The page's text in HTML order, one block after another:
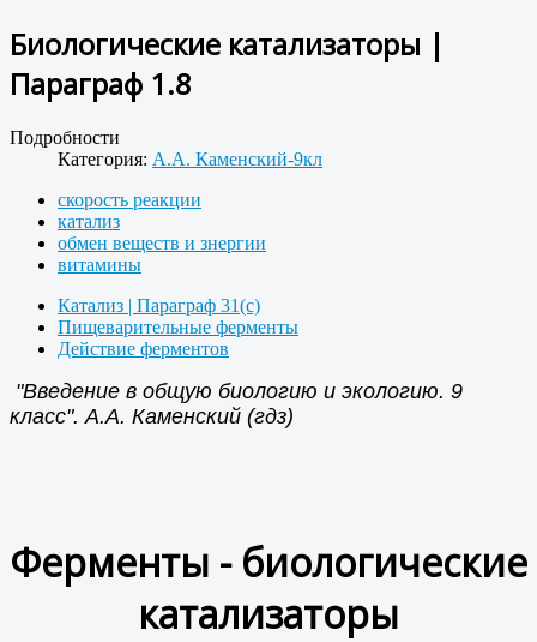
Биологические катализаторы |
Параграф 1.8
Подробности
Категория: А.А. Каменский-9кл
скорость реакции
катализ
обмен веществ и знергии
витамины
Катализ | Параграф 31(с)
Пищеварительные ферменты
Действие ферментов
"Введение в общую биологию и экологию. 9
класс". А.А. Каменский (гдз)
Ферменты - биологические
катализаторы